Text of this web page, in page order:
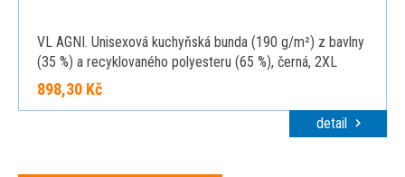
VL AGNI. Unisexová kuchyňská bunda (190 g/m²) z bavlny
(35 %) a recyklovaného polyesteru (65 %), černá, 2XL
898,30 Kč
detail